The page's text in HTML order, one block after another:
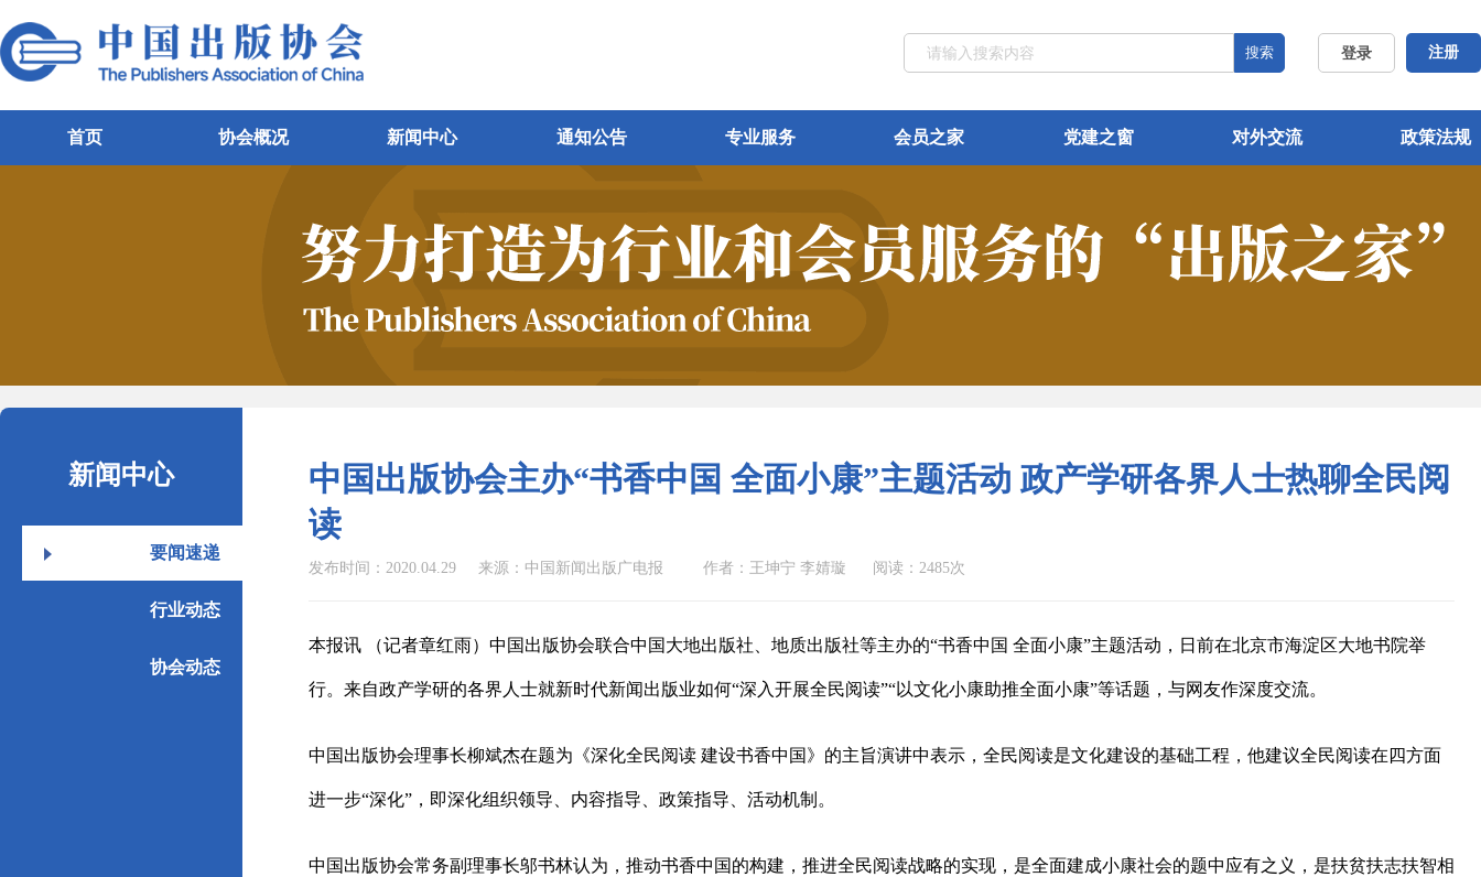
登录 注册
搜索
首页 协会概况 新闻中心 通知公告 专业服务 会员之家 党建之窗 对外交流 政策法规
新闻中心
要闻速递
行业动态
协会动态
中国出版协会主办“书香中国 全面小康”主题活动 政产学研各界人士热聊全民阅
读
发布时间：2020.04.29 来源：中国新闻出版广电报 作者：王坤宁 李婧璇 阅读：2485次
本报讯 （记者章红雨）中国出版协会联合中国大地出版社、地质出版社等主办的“书香中国 全面小康”主题活动，日前在北京市海淀区大地书院举
行。来自政产学研的各界人士就新时代新闻出版业如何“深入开展全民阅读”“以文化小康助推全面小康”等话题，与网友作深度交流。
中国出版协会理事长柳斌杰在题为《深化全民阅读 建设书香中国》的主旨演讲中表示，全民阅读是文化建设的基础工程，他建议全民阅读在四方面
进一步“深化”，即深化组织领导、内容指导、政策指导、活动机制。
中国出版协会常务副理事长邬书林认为，推动书香中国的构建，推进全民阅读战略的实现，是全面建成小康社会的题中应有之义，是扶贫扶志扶智相